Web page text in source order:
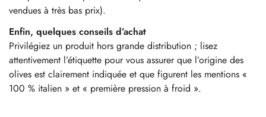
vendues à très bas prix).
Enfin, quelques conseils d’achat
Privilégiez un produit hors grande distribution ; lisez
attentivement l’étiquette pour vous assurer que l’origine des
olives est clairement indiquée et que figurent les mentions «
100 % italien » et « première pression à froid ».